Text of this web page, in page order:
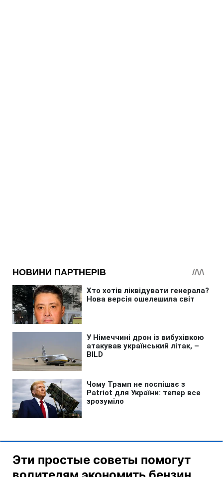
Эти простые советы помогут